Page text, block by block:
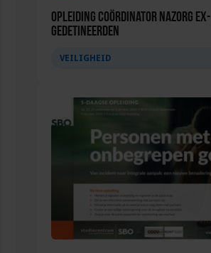
Opleiding Coördinator nazorg ex-
gedetineerden
VEILIGHEID